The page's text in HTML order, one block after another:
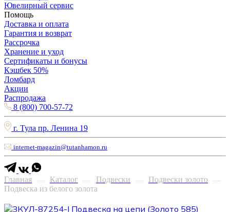
Ювелирный сервис
Помощь
Доставка и оплата
Гарантия и возврат
Рассрочка
Хранение и уход
Сертификаты и бонусы
Кэшбек 50%
Ломбард
Акции
Распродажа
8 (800) 700-57-72
г. Тула пр. Ленина 19
internet-magazin@tutanhamon.ru
Главная — Каталог — Подвески — Подвески золото —
Подвеска из белого золота